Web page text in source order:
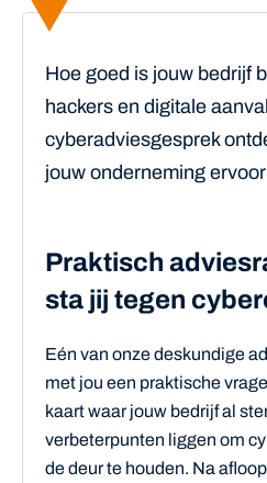
Hoe goed is jouw bedrijf
hackers en digitale
cyberadviesgesprek
jouw onderneming
Praktisch
sta jij tegen
Eén van onze deskundige
met jou een praktische
kaart waar jouw bedrijf al
verbeterpunten liggen om
de deur te houden. Na